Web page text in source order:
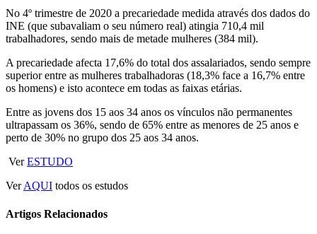
No 4º trimestre de 2020 a precariedade medida através dos dados do
INE (que subavaliam o seu número real) atingia 710,4 mil
trabalhadores, sendo mais de metade mulheres (384 mil).
A precariedade afecta 17,6% do total dos assalariados, sendo sempre
superior entre as mulheres trabalhadoras (18,3% face a 16,7% entre
os homens) e isto acontece em todas as faixas etárias.
Entre as jovens dos 15 aos 34 anos os vínculos não permanentes
ultrapassam os 36%, sendo de 65% entre as menores de 25 anos e
perto de 30% no grupo dos 25 aos 34 anos.
VerESTUDO
VerAQUI todos os estudos
Artigos Relacionados